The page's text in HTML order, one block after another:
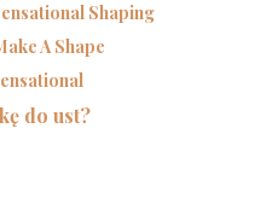
Shaping
A Shape
do ust?